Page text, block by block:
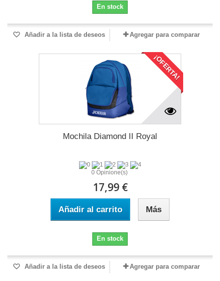
En stock
Añadir a la lista de deseos Agregar para comparar
¡OFERTA!
Mochila Diamond II Royal
0 Opinione(s)
17,99 €
Añadir al carrito Más
En stock
Añadir a la lista de deseos Agregar para comparar